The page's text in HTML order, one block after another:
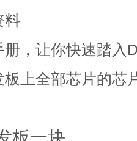
料
，让你快速踏入
上全部芯片的芯